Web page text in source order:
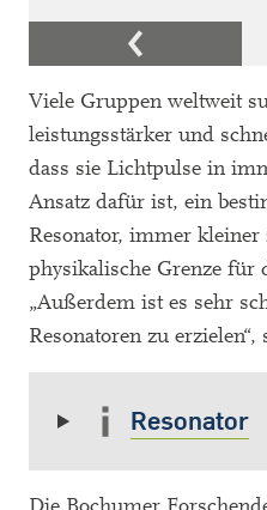
Viele Gruppen weltweit
leistungsstärker und
dass sie Lichtpulse in
Ansatz dafür ist, ein
Resonator, immer
physikalische Grenze für
„Außerdem ist es sehr
Resonatoren zu erzielen“,
Resonator